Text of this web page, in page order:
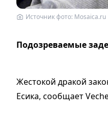
Источник фото: Mosaica.ru
Подозреваемые
Жестокой дракой
Есика, сообщает